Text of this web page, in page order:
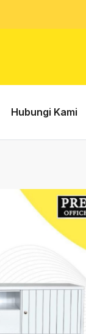
Hubungi Kami